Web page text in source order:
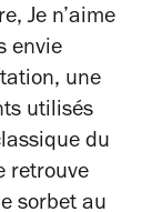
Je n’aime
envie
une
utilisés
du
retrouve
sorbet au